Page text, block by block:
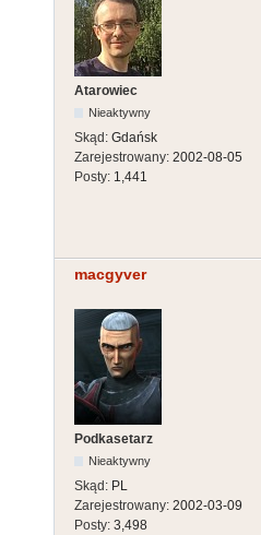
Atarowiec
Nieaktywny
Skąd: Gdańsk
Zarejestrowany: 2002-08-05
Posty: 1,441
macgyver
Podkasetarz
Nieaktywny
Skąd: PL
Zarejestrowany: 2002-03-09
Posty: 3,498